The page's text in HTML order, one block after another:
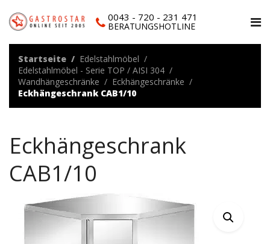
0043 - 720 - 231 471
BERATUNGSHOTLINE
Startseite
Edelstahlmöbel
Edelstahlmöbel - Serie TOP / AISI 304
Wandhängeschränke
Eckhängeschränke
Eckhängeschrank CAB1/10
Eckhängeschrank
CAB1/10